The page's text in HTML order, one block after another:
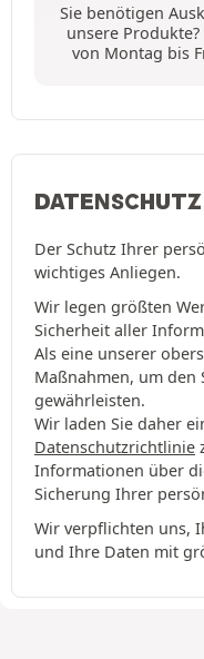
Sie benötigen
unsere
von Montag bis
DATENSCHUTZ
Der Schutz Ihrer
wichtiges Anliegen.
Wir legen größten
Sicherheit aller
Als eine unserer
Maßnahmen, um den
gewährleisten.
Wir laden Sie daher
Datenschutzrichtlinie
Informationen über
Sicherung Ihrer
Wir verpflichten uns,
und Ihre Daten mit